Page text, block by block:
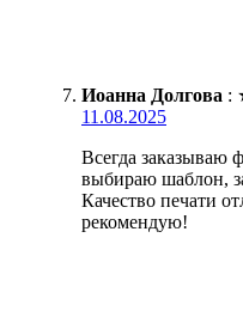
Иоанна Долгова :
11.08.2025
Всегда заказываю
выбираю шаблон,
Качество печати
рекомендую!